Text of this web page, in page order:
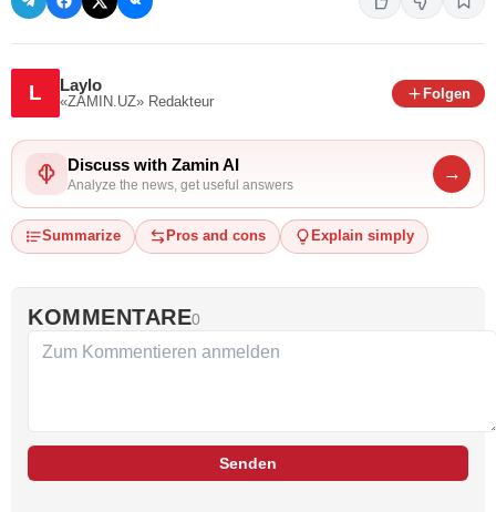
L Laylo
«ZAMIN.UZ» Redakteur
Folgen
Discuss with Zamin AI
Analyze the news, get useful answers
→
Summarize Pros and cons Explain simply
KOMMENTARE0
Senden